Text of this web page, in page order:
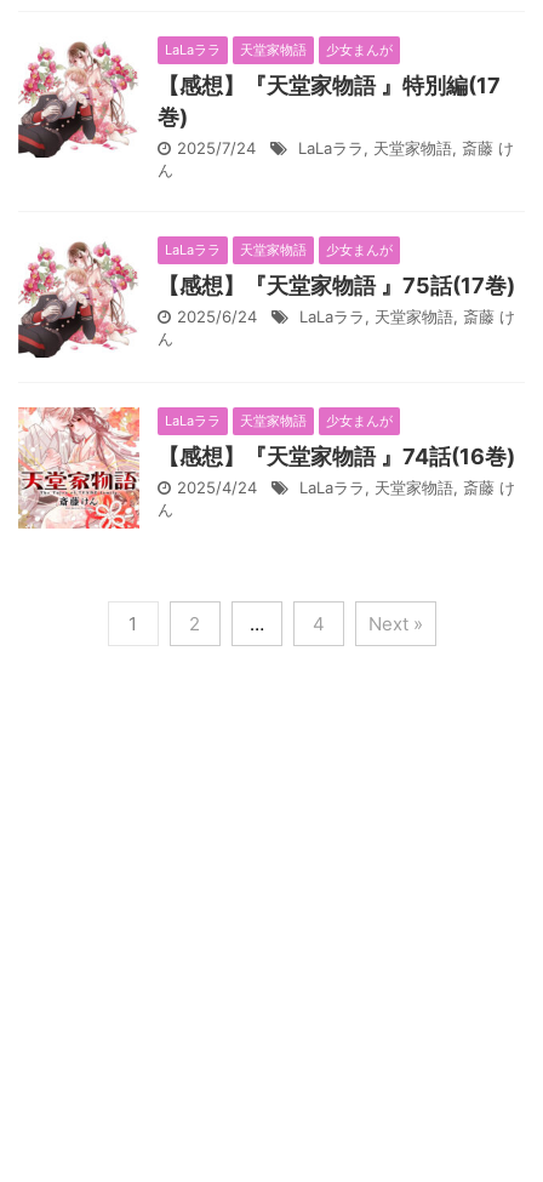
LaLaララ 天堂家物語 少女まんが
【感想】『天堂家物語 』特別編(17
巻)
2025/7/24 LaLaララ, 天堂家物語, 斎藤 け
ん
LaLaララ 天堂家物語 少女まんが
【感想】『天堂家物語 』75話(17巻)
2025/6/24 LaLaララ, 天堂家物語, 斎藤 け
ん
LaLaララ 天堂家物語 少女まんが
【感想】『天堂家物語 』74話(16巻)
2025/4/24 LaLaララ, 天堂家物語, 斎藤 け
ん
1 2 … 4 Next »